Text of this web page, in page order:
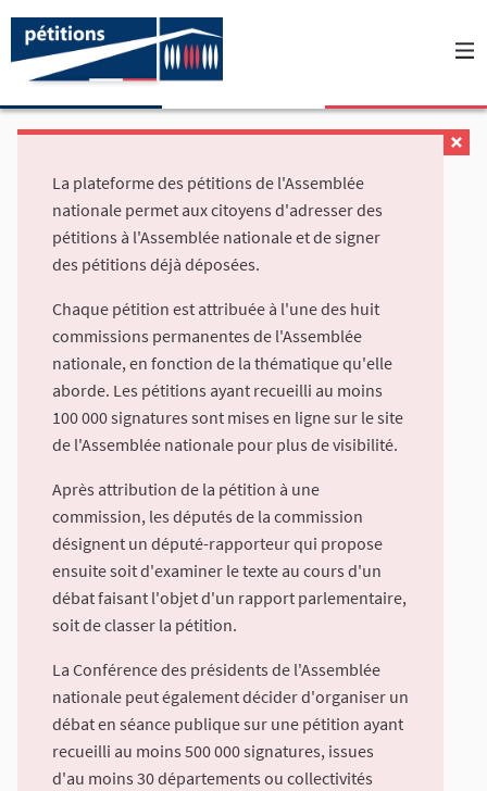
La plateforme des pétitions de l'Assemblée
nationale permet aux citoyens d'adresser des
pétitions à l'Assemblée nationale et de signer
des pétitions déjà déposées.
Chaque pétition est attribuée à l'une des huit
commissions permanentes de l'Assemblée
nationale, en fonction de la thématique qu'elle
aborde. Les pétitions ayant recueilli au moins
100 000 signatures sont mises en ligne sur le site
de l'Assemblée nationale pour plus de visibilité.
Après attribution de la pétition à une
commission, les députés de la commission
désignent un député-rapporteur qui propose
ensuite soit d'examiner le texte au cours d'un
débat faisant l'objet d'un rapport parlementaire,
soit de classer la pétition.
La Conférence des présidents de l'Assemblée
nationale peut également décider d'organiser un
débat en séance publique sur une pétition ayant
recueilli au moins 500 000 signatures, issues
d'au moins 30 départements ou collectivités